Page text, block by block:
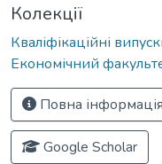
Колекції
Кваліфікаційні
Економічний
Повна
Google Scholar